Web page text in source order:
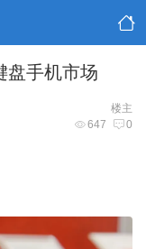
盘手机市场
楼主
647 0